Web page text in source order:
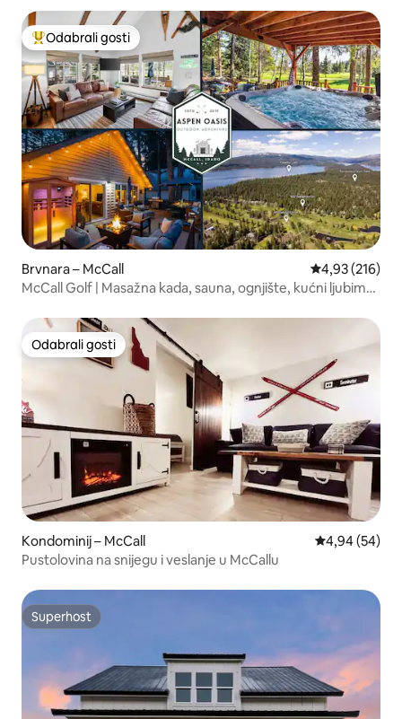
Među najviše rangiranima s oznakom „Odabrali gosti”
Odabrali gosti
Brvnara – McCall Prosječna
4,93 (216)
McCall Golf | Masažna kada, sauna, ognjište, kućni ljubimci,
Odabrali gosti
Odabrali gosti
Kondominij – McCall Prosječna
4,94 (54)
Pustolovina na snijegu i veslanje u McCallu
Superhost
Superhost